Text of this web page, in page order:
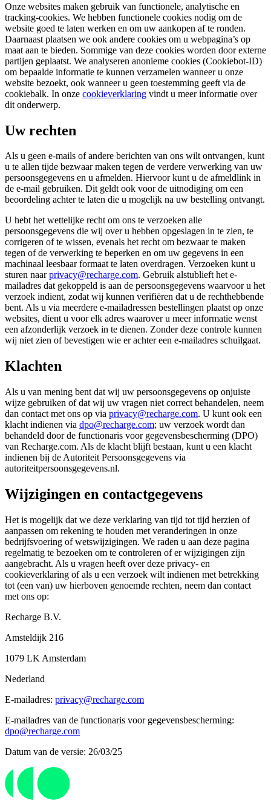
Onze websites maken gebruik van functionele, analytische en
tracking-cookies. We hebben functionele cookies nodig om de
website goed te laten werken en om uw aankopen af te ronden.
Daarnaast plaatsen we ook andere cookies om u webpagina’s op
maat aan te bieden. Sommige van deze cookies worden door externe
partijen geplaatst. We analyseren anonieme cookies (Cookiebot-ID)
om bepaalde informatie te kunnen verzamelen wanneer u onze
website bezoekt, ook wanneer u geen toestemming geeft via de
cookiebalk. In onze cookieverklaring vindt u meer informatie over
dit onderwerp.
Uw rechten
Als u geen e-mails of andere berichten van ons wilt ontvangen, kunt
u te allen tijde bezwaar maken tegen de verdere verwerking van uw
persoonsgegevens en u afmelden. Hiervoor kunt u de afmeldlink in
de e-mail gebruiken. Dit geldt ook voor de uitnodiging om een
beoordeling achter te laten die u mogelijk na uw bestelling ontvangt.
U hebt het wettelijke recht om ons te verzoeken alle
persoonsgegevens die wij over u hebben opgeslagen in te zien, te
corrigeren of te wissen, evenals het recht om bezwaar te maken
tegen of de verwerking te beperken en om uw gegevens in een
machinaal leesbaar formaat te laten overdragen. Verzoeken kunt u
sturen naarprivacy@recharge.com. Gebruik alstublieft het e-
mailadres dat gekoppeld is aan de persoonsgegevens waarvoor u het
verzoek indient, zodat wij kunnen verifiëren dat u de rechthebbende
bent. Als u via meerdere e-mailadressen bestellingen plaatst op onze
websites, dient u voor elk adres waarover u meer informatie wenst
een afzonderlijk verzoek in te dienen. Zonder deze controle kunnen
wij niet zien of bevestigen wie er achter een e-mailadres schuilgaat.
Klachten
Als u van mening bent dat wij uw persoonsgegevens op onjuiste
wijze gebruiken of dat wij uw vragen niet correct behandelen, neem
dan contact met ons op via privacy@recharge.com. U kunt ook een
klacht indienen via dpo@recharge.com; uw verzoek wordt dan
behandeld door de functionaris voor gegevensbescherming (DPO)
van Recharge.com. Als de klacht blijft bestaan, kunt u een klacht
indienen bij de Autoriteit Persoonsgegevens via
autoriteitpersoonsgegevens.nl.
Wijzigingen en contactgegevens
Het is mogelijk dat we deze verklaring van tijd tot tijd herzien of
aanpassen om rekening te houden met veranderingen in onze
bedrijfsvoering of wetswijzigingen. We raden u aan deze pagina
regelmatig te bezoeken om te controleren of er wijzigingen zijn
aangebracht. Als u vragen heeft over deze privacy- en
cookieverklaring of als u een verzoek wilt indienen met betrekking
tot (een van) uw hierboven genoemde rechten, neem dan contact
met ons op:
Recharge B.V.
Amsteldijk 216
1079 LK Amsterdam
Nederland
E-mailadres: privacy@recharge.com
E-mailadres van de functionaris voor gegevensbescherming:
dpo@recharge.com
Datum van de versie: 26/03/25